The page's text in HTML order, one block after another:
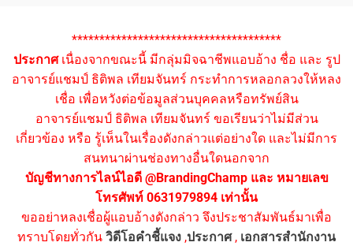
**************************************
ประกาศเนื่องจากขณะนี้ มีกลุ่มมิจฉาชีพแอบอ้าง ชื่อ และ รูป
อาจารย์แชมป์ ธิติพล เทียมจันทร์ กระทำการหลอกลวงให้หลง
เชื่อ เพื่อหวังต่อข้อมูลส่วนบุคคลหรือทรัพย์สิน
อาจารย์แชมป์ ธิติพล เทียมจันทร์ ขอเรียนว่าไม่มีส่วน
เกี่ยวข้อง หรือ รู้เห็นในเรื่องดังกล่าวแต่อย่างใด และไม่มีการ
สนทนาผ่านช่องทางอื่นใดนอกจาก
บัญชีทางการไลน์ไอดี @BrandingChamp และ หมายเลข
โทรศัพท์ 0631979894 เท่านั้น
ขออย่าหลงเชื่อผู้แอบอ้างดังกล่าว จึงประชาสัมพันธ์มาเพื่อ
ทราบโดยทั่วกัน วิดีโอคำชี้แจง ,ประกาศ, เอกสารสำนักงาน